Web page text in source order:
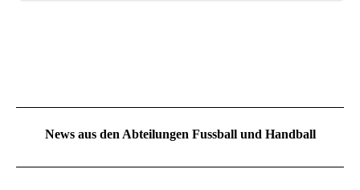
News aus den Abteilungen Fussball und Handball